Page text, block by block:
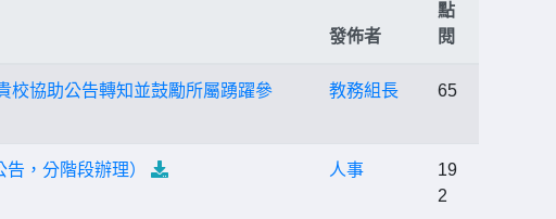
發佈者
點
閱
校協助公告轉知並鼓勵所屬踴躍參
教務組長 65
，分階段辦理） 人事
19
2